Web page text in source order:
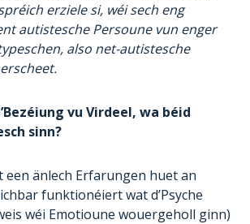
erziele si, wéi sech eng
autistesche Persoune vun enger
also net-autistesche
vu Virdeel, wa béid
sinn?
een änlech Erfarungen huet an
funktionéiert wat d’Psyche
wéi Emotioune wouergeholl ginn)